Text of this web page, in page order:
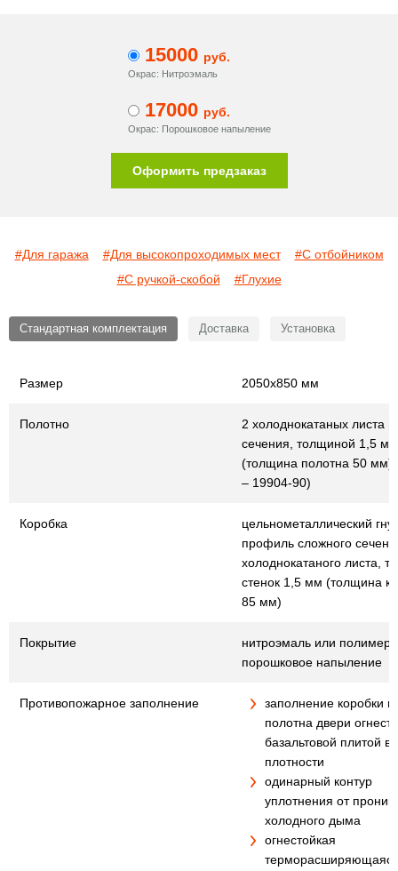
15000 руб.
Окрас: Нитроэмаль
17000 руб.
Окрас: Порошковое напыление
Оформить предзаказ
#Для гаража #Для высокопроходимых мест
#С отбойником
#С ручкой-скобой
#Глухие
Стандартная комплектация Доставка Установка
Размер 2050х850 мм
Полотно
2 холоднокатаных листа
сечения, толщиной 1,5 мм
(толщина полотна 50
– 19904-90)
Коробка
цельнометаллический
профиль сложного
холоднокатаного листа,
стенок 1,5 мм (толщина
85 мм)
Покрытие
нитроэмаль или
порошковое напыление
Противопожарное заполнение
заполнение коробки и
полотна двери
базальтовой плитой
плотности
одинарный контур
уплотнения от
холодного дыма
огнестойкая